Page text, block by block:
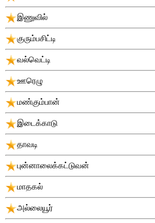
இணுவில்
குரும்பசிட்டி
வல்வெட்டி
ஊரெழு
மண்கும்பான்
இடைக்காடு
தாவடி
புன்னாலைக்கட்டுவன்
மாதகல்
அல்லையூர்